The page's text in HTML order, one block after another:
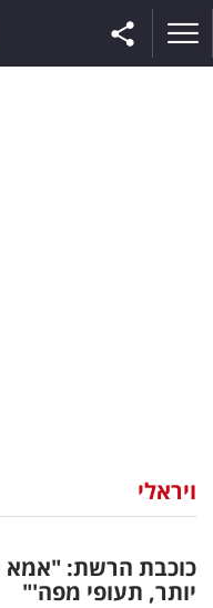
וצרכנות
דיגיטל
ויראלי
כוכבת הרשת:
יותר, תעופי מפה'"